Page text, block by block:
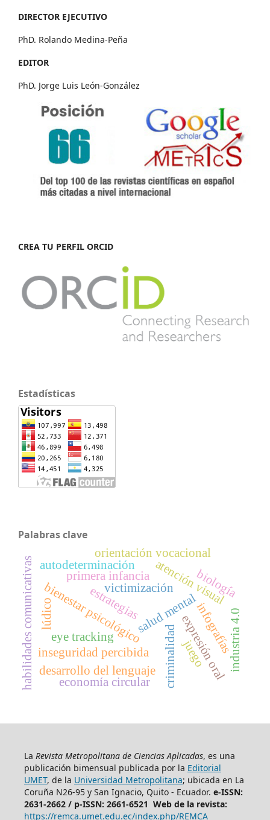
DIRECTOR EJECUTIVO
PhD. Rolando Medina-Peña
EDITOR
PhD. Jorge Luis León-González
CREA TU PERFIL ORCID
Estadísticas
Palabras clave
criminalidad
salud mental
victimización
inseguridad percibida
bienestar psicológico
desarrollo del lenguaje
primera infancia
habilidades comunicativas expresión oral
eye tracking
atención visual
infografías
biología
orientación vocacional
autodeterminación
juego
estrategias
lúdico
economía circular
industria 4.0
La Revista Metropolitana de Ciencias Aplicadas, es una
publicación bimensual publicada por la Editorial
UMET, de la Universidad Metropolitana; ubicada en La
Coruña N26-95 y San Ignacio, Quito - Ecuador. e-ISSN:
2631-2662 / p-ISSN: 2661-6521 Web de la revista:
https://remca.umet.edu.ec/index.php/REMCA